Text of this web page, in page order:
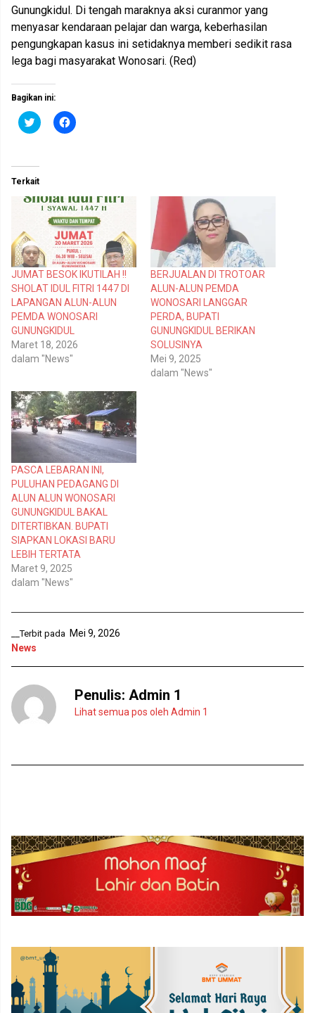
Gunungkidul. Di tengah maraknya aksi curanmor yang
menyasar kendaraan pelajar dan warga, keberhasilan
pengungkapan kasus ini setidaknya memberi sedikit rasa
lega bagi masyarakat Wonosari. (Red)
Bagikan ini:
K
l
n
t
u
k
b
g
i
p
a
d
a
T
w
i
t
t
e
r
m
b
u
k
a
d
e
n
d
e
a
y
a
n
g
b
a
r
u
K
l
k
m
e
m
b
a
g
i
k
a
n
d
i
F
a
c
e
b
o
M
e
m
b
u
k
a
d
i
j
e
n
d
e
a
y
a
n
g
b
)
Terkait
JUMAT BESOK IKUTILAH !!
SHOLAT IDUL FITRI 1447 DI
LAPANGAN ALUN-ALUN
PEMDA WONOSARI
GUNUNGKIDUL
Maret 18, 2026
dalam "News"
BERJUALAN DI TROTOAR
ALUN-ALUN PEMDA
WONOSARI LANGGAR
PERDA, BUPATI
GUNUNGKIDUL BERIKAN
SOLUSINYA
Mei 9, 2025
dalam "News"
PASCA LEBARAN INI,
PULUHAN PEDAGANG DI
ALUN ALUN WONOSARI
GUNUNGKIDUL BAKAL
DITERTIBKAN. BUPATI
SIAPKAN LOKASI BARU
LEBIH TERTATA
Maret 9, 2025
dalam "News"
__Terbit pada Mei 9, 2026
News
Penulis: Admin 1
Lihat semua pos oleh Admin 1